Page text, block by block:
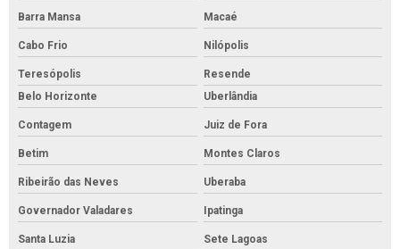
Barra Mansa Macaé
Cabo Frio Nilópolis
Teresópolis
Resende
Belo Horizonte
Uberlândia
Contagem Juiz de Fora
Betim Montes Claros
Ribeirão das Neves Uberaba
Governador Valadares Ipatinga
Santa Luzia Sete Lagoas